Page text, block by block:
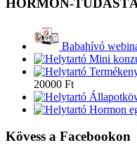
HORMON-
Babahívó
Mini
20000 Ft
Hormon
Kövess a Facebookon